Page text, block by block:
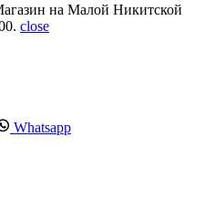
на Малой Никитской
close
Whatsapp